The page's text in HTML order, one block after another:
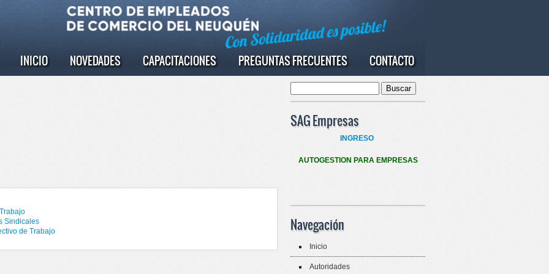
INICIO NOVEDADES CAPACITACIONES PREGUNTAS FRECUENTES CONTACTO
Sindicales
de Trabajo
Formulario de búsqueda
SAG Empresas
INGRESO
AUTOGESTION PARA EMPRESAS
Navegación
Inicio
Autoridades